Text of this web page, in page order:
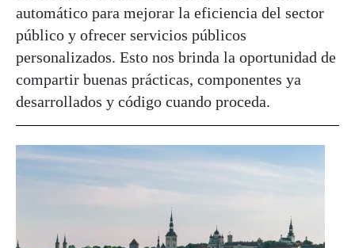
automático para mejorar la eficiencia del sector
público y ofrecer servicios públicos
personalizados. Esto nos brinda la oportunidad de
compartir buenas prácticas, componentes ya
desarrollados y código cuando proceda.